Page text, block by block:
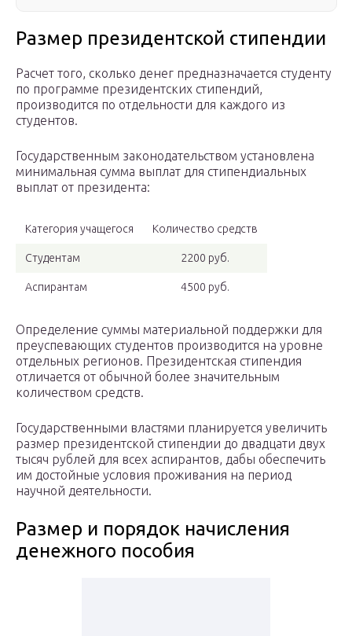
Размер президентской стипендии
Расчет того, сколько денег предназначается студенту
по программе президентских стипендий,
производится по отдельности для каждого из
студентов.
Государственным законодательством установлена
минимальная сумма выплат для стипендиальных
выплат от президента:
Категория учащегося Количество средств
Студентам 2200 руб.
Аспирантам 4500 руб.
Определение суммы материальной поддержки для
преуспевающих студентов производится на уровне
отдельных регионов. Президентская стипендия
отличается от обычной более значительным
количеством средств.
Государственными властями планируется увеличить
размер президентской стипендии до двадцати двух
тысяч рублей для всех аспирантов, дабы обеспечить
им достойные условия проживания на период
научной деятельности.
Размер и порядок начисления
денежного пособия